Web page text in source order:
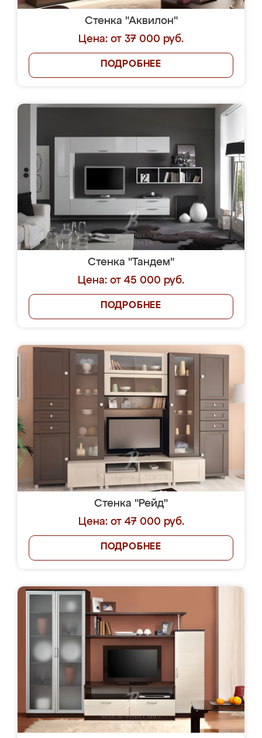
Стенка "Аквилон"
Цена: от 37 000 руб.
ПОДРОБНЕЕ
Стенка "Тандем"
Цена: от 45 000 руб.
ПОДРОБНЕЕ
Стенка "Рейд"
Цена: от 47 000 руб.
ПОДРОБНЕЕ